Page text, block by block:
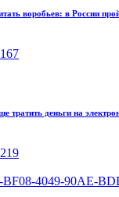
воробьев: в России
167
тратить деньги на
219